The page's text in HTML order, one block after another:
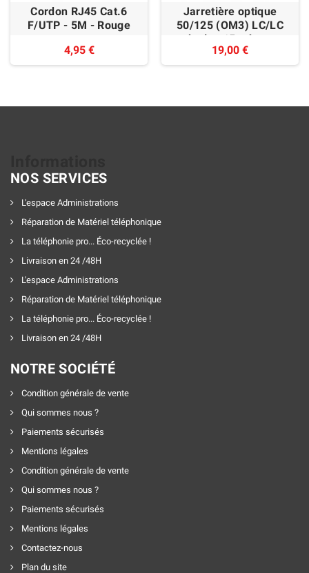
Cordon RJ45 Cat.6
F/UTP - 5M - Rouge
4,95 €
Jarretière optique
50/125 (OM3) LC/LC
duplex 15 mètres
19,00 €
NOS SERVICES
L'espace Administrations
Réparation de Matériel téléphonique
La téléphonie pro... Éco-recyclée !
Livraison en 24 /48H
L'espace Administrations
Réparation de Matériel téléphonique
La téléphonie pro... Éco-recyclée !
Livraison en 24 /48H
NOTRE SOCIÉTÉ
Condition générale de vente
Qui sommes nous ?
Paiements sécurisés
Mentions légales
Condition générale de vente
Qui sommes nous ?
Paiements sécurisés
Mentions légales
Contactez-nous
Plan du site